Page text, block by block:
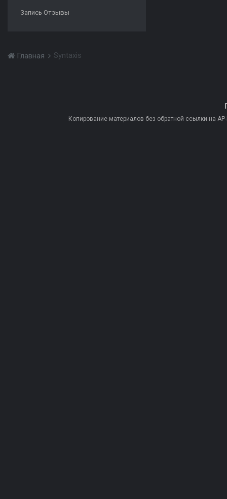
Запись Отзывы
Главная Syntaxis
Копирование материалов без обратной ссылки на